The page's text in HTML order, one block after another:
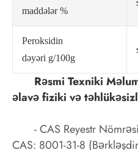
maddələr %
Peroksidin
dəyəri g/100g
Rəsmi Texniki
əlavə fiziki və
- CAS Reyestr
CAS: 8001-31-8